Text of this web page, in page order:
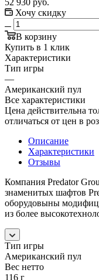
Хочу скидку
В корзину
Купить в 1 клик
Характеристики
Тип игры
—
Американский пул
Все характеристики
Цена действительна
отличаться от цен в
Описание
Характеристики
Отзывы
Компания Predator
знаменитых шафтов
оборудовыны
из более
Тип игры
Американский пул
Вес нетто
116 г